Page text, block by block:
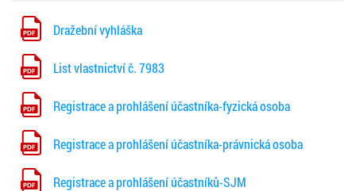
Dražební vyhláška
List vlastnictví č. 7983
Registrace a prohlášení účastníka-fyzická osoba
Registrace a prohlášení účastníka-právnická osoba
Registrace a prohlášení účastníků-SJM